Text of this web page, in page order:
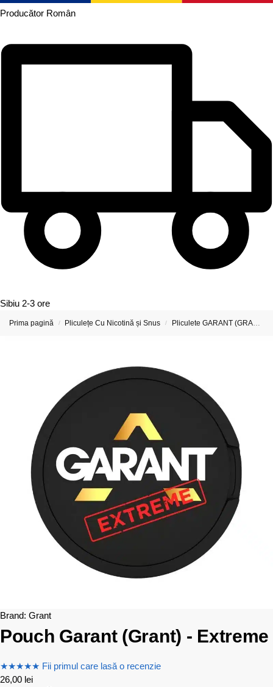
Producător Român
Sibiu 2-3 ore
Prima pagină / Pliculețe Cu Nicotină și Snus / Pliculete GARANT (GRANT) Cu Nicotina
Brand: Grant
Pouch Garant (Grant) - Extreme
★★★★★ Fii primul care lasă o recenzie
26,00 lei